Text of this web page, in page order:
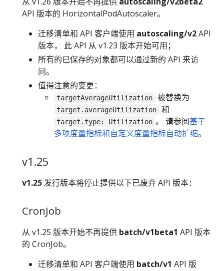
API 版本的 HorizontalPodAutoscaler。
迁移清单和 API 客户端使用 autoscaling/v2API
版本， 此 API 从 v1.23 版本开始可用；
所有的已保存的对象都可以通过新的 API 来访
问。
值得注意的变更：
targetAverageUtilization 被替换为
target.averageUtilization 和
target.type: Utilization 。 请参阅基于
多项度量指标和自定义度量指标自动扩缩。
v1.25
v1.25发行版本将停止提供以下已废弃 API 版本：
CronJob
从 v1.25 版本开始不再提供 batch/v1beta1 API 版本
的 CronJob。
迁移清单和 API 客户端使用 batch/v1 API 版